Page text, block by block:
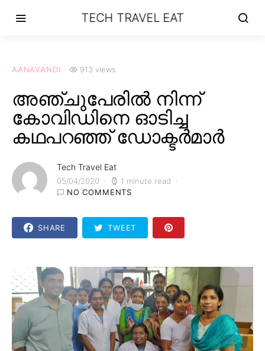
TECH TRAVEL EAT
AANAVANDI 913 views
അഞ്ചുപേരില്‍ നിന്ന്
കോവിഡിനെ ഓടിച്ച
കഥപറഞ്ഞ് ഡോക്ടര്‍മാര്‍
Tech Travel Eat
05/04/2020
1 minute read
NO COMMENTS
SHARE TWEET